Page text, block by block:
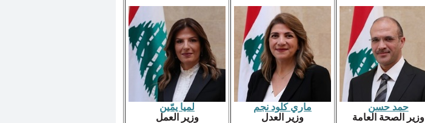
حمد حسن
وزير الصحة العامة
ماري كلود نجم
وزير العدل
لميا يمّين
وزير العمل